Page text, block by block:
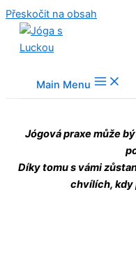
Přeskočit na obsah
Main Menu
Jógová praxe může
Díky tomu s vámi
chvílích, kdy